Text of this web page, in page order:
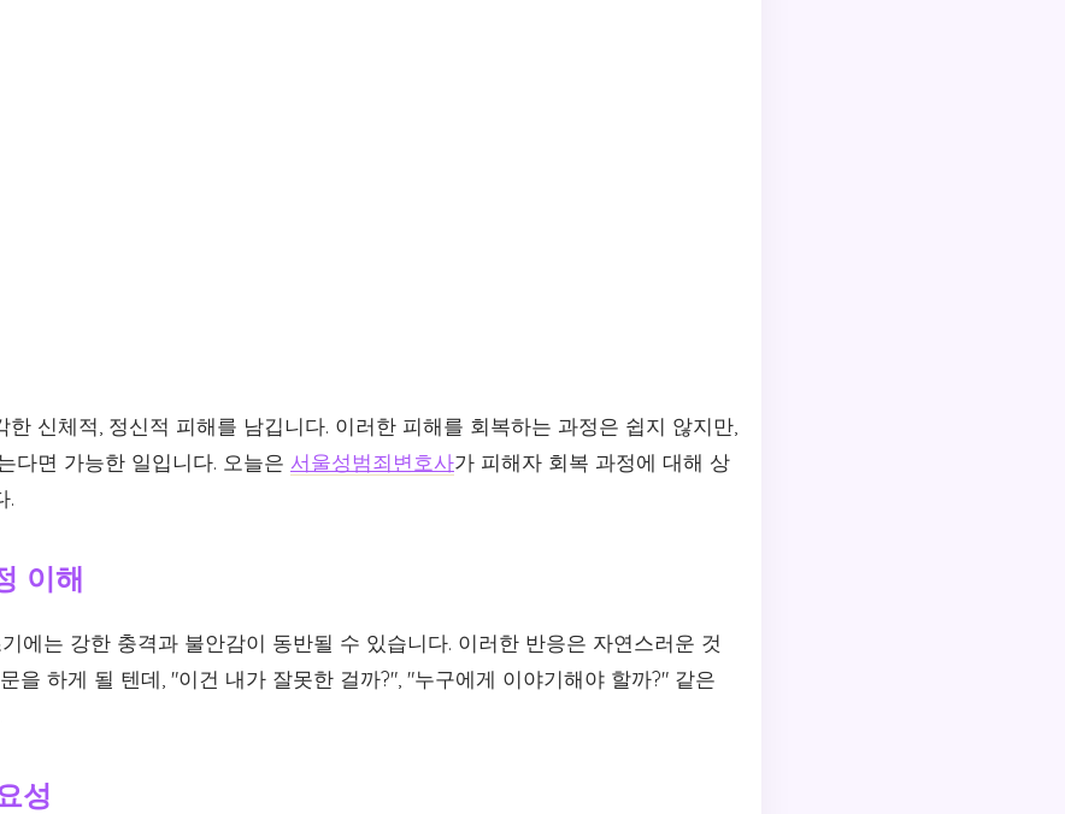
신체적, 정신적 피해를 남깁니다. 이러한 피해를 회복하는 과정은 쉽지 않지만,
다면 가능한 일입니다. 오늘은 서울성범죄변호사가 피해자 회복 과정에 대해 상
.
이해
에는 강한 충격과 불안감이 동반될 수 있습니다. 이러한 반응은 자연스러운 것
을 하게 될 텐데, "이건 내가 잘못한 걸까?", "누구에게 이야기해야 할까?" 같은
성